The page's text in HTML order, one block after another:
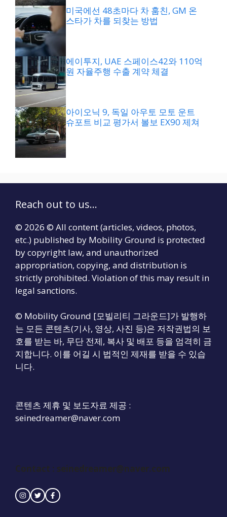
미국에선 48초마다 차 훔친, GM 온
스타가 차를 되찾는 방법
에이투지, UAE 스페이스42와 110억
원 자율주행 수출 계약 체결
아이오닉 9, 독일 아우토 모토 운트
슈포트 비교 평가서 볼보 EX90 제쳐
Reach out to us...
© 2026 © All content (articles, videos, photos,
etc.) published by Mobility Ground is protected
by copyright law, and unauthorized
appropriation, copying, and distribution is
strictly prohibited. Violation of this may result in
legal sanctions.
© Mobility Ground [모빌리티 그라운드]가 발행하
는 모든 콘텐츠(기사, 영상, 사진 등)은 저작권법의 보
호를 받는 바, 무단 전제, 복사 및 배포 등을 엄격히 금
지합니다. 이를 어길 시 법적인 제재를 받을 수 있습
니다.
콘텐츠 제휴 및 보도자료 제공 :
seinedreamer@naver.com
Contact : seinedreamer@naver.com